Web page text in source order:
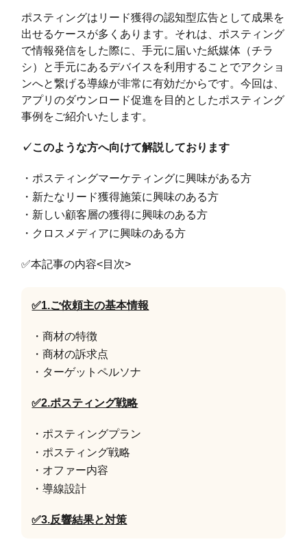
ポスティングはリード獲得の認知型広告として成果を
出せるケースが多くあります。それは、ポスティング
で情報発信をした際に、手元に届いた紙媒体（チラ
シ）と手元にあるデバイスを利用することでアクショ
ンへと繋げる導線が非常に有効だからです。今回は、
アプリのダウンロード促進を目的としたポスティング
事例をご紹介いたします。
✓このような方へ向けて解説しております
・ポスティングマーケティングに興味がある方
・新たなリード獲得施策に興味のある方
・新しい顧客層の獲得に興味のある方
・クロスメディアに興味のある方
✅本記事の内容<目次>
✅1.ご依頼主の基本情報
・商材の特徴
・商材の訴求点
・ターゲットペルソナ
✅2.ポスティング戦略
・ポスティングプラン
・ポスティング戦略
・オファー内容
・導線設計
✅3.反響結果と対策